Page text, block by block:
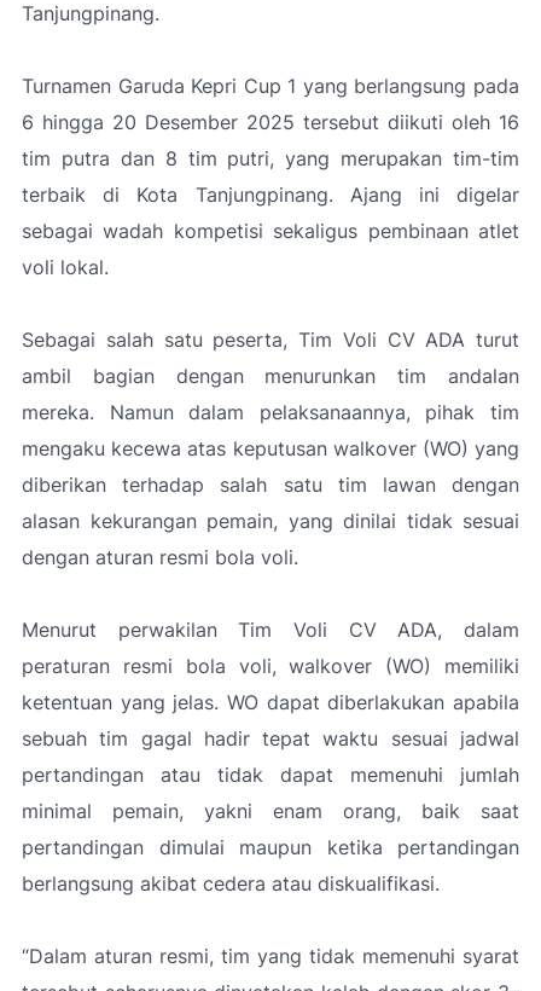
Tanjungpinang.
Turnamen Garuda Kepri Cup 1 yang berlangsung pada
6 hingga 20 Desember 2025 tersebut diikuti oleh 16
tim putra dan 8 tim putri, yang merupakan tim-tim
terbaik di Kota Tanjungpinang. Ajang ini digelar
sebagai wadah kompetisi sekaligus pembinaan atlet
voli lokal.
Sebagai salah satu peserta, Tim Voli CV ADA turut
ambil bagian dengan menurunkan tim andalan
mereka. Namun dalam pelaksanaannya, pihak tim
mengaku kecewa atas keputusan walkover (WO) yang
diberikan terhadap salah satu tim lawan dengan
alasan kekurangan pemain, yang dinilai tidak sesuai
dengan aturan resmi bola voli.
Menurut perwakilan Tim Voli CV ADA, dalam
peraturan resmi bola voli, walkover (WO) memiliki
ketentuan yang jelas. WO dapat diberlakukan apabila
sebuah tim gagal hadir tepat waktu sesuai jadwal
pertandingan atau tidak dapat memenuhi jumlah
minimal pemain, yakni enam orang, baik saat
pertandingan dimulai maupun ketika pertandingan
berlangsung akibat cedera atau diskualifikasi.
“Dalam aturan resmi, tim yang tidak memenuhi syarat